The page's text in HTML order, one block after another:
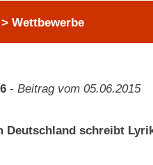
Wettbewerbe
- Beitrag vom 05.06.2015
Deutschland schreibt